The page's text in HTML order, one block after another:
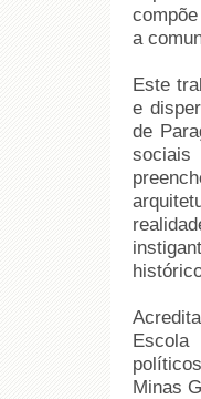
a
Este
e
de
Escola
Minas